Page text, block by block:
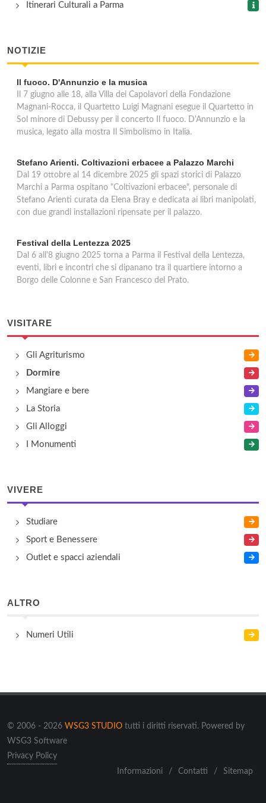
Itinerari Culturali a Parma
NOTIZIE
Il fuoco. D'Annunzio e la musica
Il 7 giugno alle 18, alla Villa dei Capolavori della Fondazione
Magnani-Rocca, il Quartetto Luigi Magnani esegue il Quartetto in
Sol minore di Debussy per il concerto Il fuoco. D'Annunzio e la
musica, legato alla mostra Il Simbolismo in Italia.
Stefano Arienti. Coltivazioni erbacee a Palazzo Marchi
Dal 19 ottobre al 14 dicembre 2025 gli spazi storici di Palazzo
Marchi a Parma ospitano "Coltivazioni erbacee", personale di
Stefano Arienti curata da Elena Bray e dedicata ai libri manipolati,
con due grandi installazioni ripensate per il palazzo.
Festival della Lentezza 2025
Dal 6 all'8 giugno 2025 torna a Parma il Festival della Lentezza,
eventi, libri e incontri che si dipanano tra il quartiere intorno a
Borgo delle Colonne e San Francesco del Prato.
VISITARE
Gli Agriturismo
Dormire
Mangiare e bere
La Storia
Gli Alloggi
I Monumenti
VIVERE
Studiare
Sport e Benessere
Outlet e spacci aziendali
ALTRO
Numeri Utili
© 2006 - 2026 WSG3 STUDIO tutti i diritti riservati. Powered by
WSG3 Software
Privacy Policy
Informazioni
/ Contatti / Sitemap